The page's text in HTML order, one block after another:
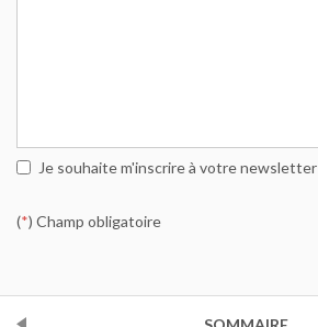
Je souhaite m'inscrire à votre newsletter
(*) Champ obligatoire